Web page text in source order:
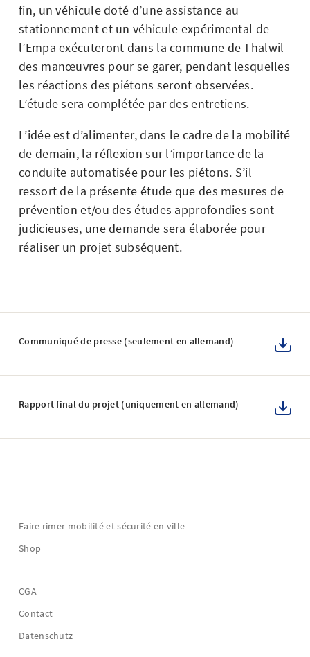
fin, un véhicule doté d’une assistance au
stationnement et un véhicule expérimental de
l’Empa exécuteront dans la commune de Thalwil
des manœuvres pour se garer, pendant lesquelles
les réactions des piétons seront observées.
L’étude sera complétée par des entretiens.
L’idée est d’alimenter, dans le cadre de la mobilité
de demain, la réflexion sur l’importance de la
conduite automatisée pour les piétons. S’il
ressort de la présente étude que des mesures de
prévention et/ou des études approfondies sont
judicieuses, une demande sera élaborée pour
réaliser un projet subséquent.
Communiqué de presse (seulement en allemand)
Rapport final du projet (uniquement en allemand)
Faire rimer mobilité et sécurité en ville
Shop
CGA
Contact
Datenschutz